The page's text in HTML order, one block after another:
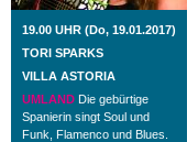
19.00 UHR (Do, 19.01.2017)
TORI SPARKS
VILLA ASTORIA
UMLAND Die gebürtige
Spanierin singt Soul und
Funk, Flamenco und Blues.